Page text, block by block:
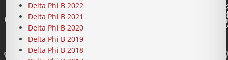
Delta Phi B 2022
Delta Phi B 2021
Delta Phi B 2020
Delta Phi B 2019
Delta Phi B 2018